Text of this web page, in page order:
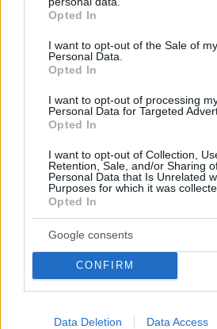
grant or deny consent to Google and
use your data for below specified
consent section.
Opted In
I want to opt-out of the Sale of my
Personal Data.
Opted In
I want to opt-out of processing
Personal Data for Targeted
Opted In
I want to opt-out of Collection,
Retention, Sale, and/or Sharing
Personal Data that Is Unrelated
Purposes for which it was
Opted In
Google consents
CONFIRM
Data Deletion Data Access
Γιώργος Παράσχος:
του με τον καρκίνο, μπήκε στο
θεραπεία
06.08.2026, 18:00